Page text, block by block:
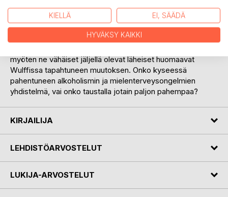
Kristian Wulff on Tampereen Hervannassa asuva entinen
jatko-opiskelija, joka on sotkenut elämänsä alkoholilla. Hän
suuntaa muutaman kaverin kanssa Lappiin vaeltamaan, ja
joutuu yksinäisen suden hyökkäyksen kohteeksi. Seuraavan
myöten ne vähäiset jäljellä olevat läheiset huomaavat
Wulffissa tapahtuneen muutoksen. Onko kyseessä
pahentuneen alkoholismin ja mielenterveysongelmien
yhdistelmä, vai onko taustalla jotain paljon pahempaa?
KIRJAILIJA
LEHDISTÖARVOSTELUT
LUKIJA-ARVOSTELUT
KIELLÄ EI, SÄÄDÄ
HYVÄKSY KAIKKI